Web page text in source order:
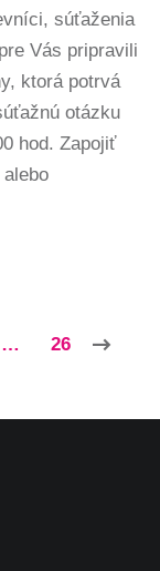
súťaženia
Vás pripravili
ktorá potrvá
otázku
hod. Zapojiť
… 26